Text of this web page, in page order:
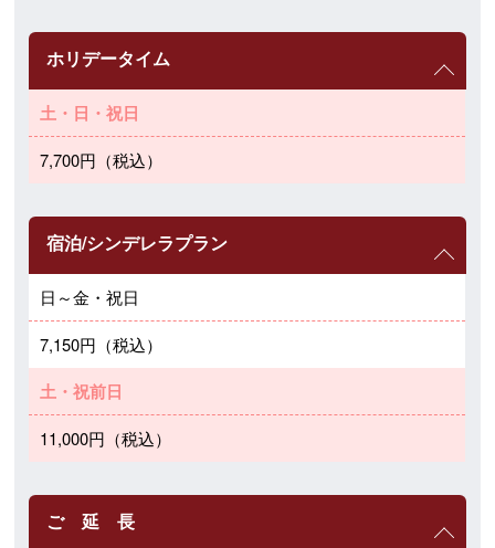
ホリデータイム
土・日・祝日
7,700円（税込）
宿泊/シンデレラプラン
日～金・祝日
7,150円（税込）
土・祝前日
11,000円（税込）
ご 延 長